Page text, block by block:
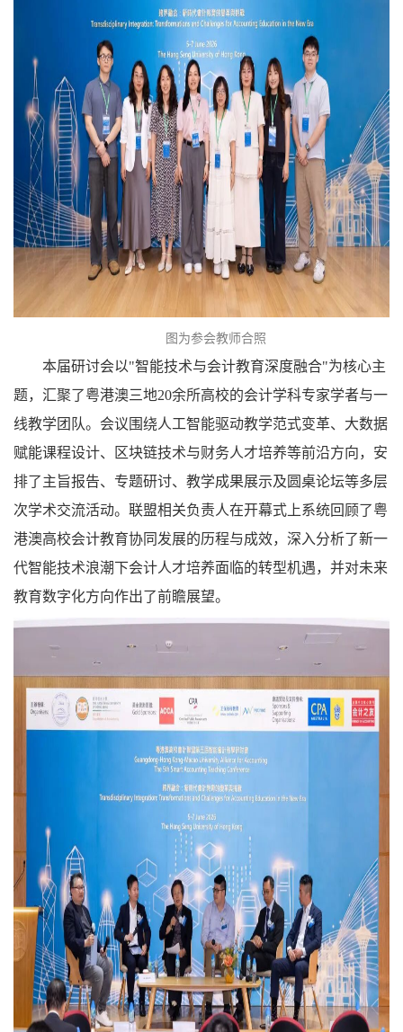
图为参会教师合照
本届研讨会以"智能技术与会计教育深度融合"为核心主
题，汇聚了粤港澳三地20余所高校的会计学科专家学者与一
线教学团队。会议围绕人工智能驱动教学范式变革、大数据
赋能课程设计、区块链技术与财务人才培养等前沿方向，安
排了主旨报告、专题研讨、教学成果展示及圆桌论坛等多层
次学术交流活动。联盟相关负责人在开幕式上系统回顾了粤
港澳高校会计教育协同发展的历程与成效，深入分析了新一
代智能技术浪潮下会计人才培养面临的转型机遇，并对未来
教育数字化方向作出了前瞻展望。